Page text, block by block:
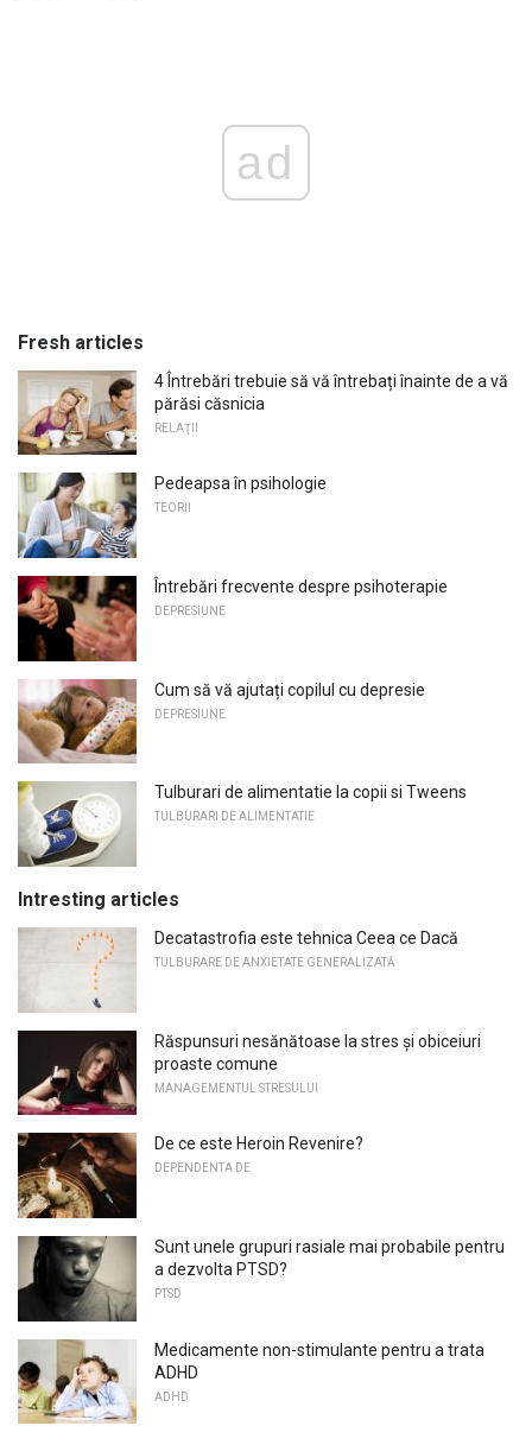
ad
Fresh articles
4 Întrebări trebuie să vă întrebați înainte de a vă
părăsi căsnicia
RELAŢII
Pedeapsa în psihologie
TEORII
Întrebări frecvente despre psihoterapie
DEPRESIUNE
Cum să vă ajutați copilul cu depresie
DEPRESIUNE
Tulburari de alimentatie la copii si Tweens
TULBURARI DE ALIMENTATIE
Intresting articles
Decatastrofia este tehnica Ceea ce Dacă
TULBURARE DE ANXIETATE GENERALIZATĂ
Răspunsuri nesănătoase la stres și obiceiuri
proaste comune
MANAGEMENTUL STRESULUI
De ce este Heroin Revenire?
DEPENDENTA DE
Sunt unele grupuri rasiale mai probabile pentru
a dezvolta PTSD?
PTSD
Medicamente non-stimulante pentru a trata
ADHD
ADHD